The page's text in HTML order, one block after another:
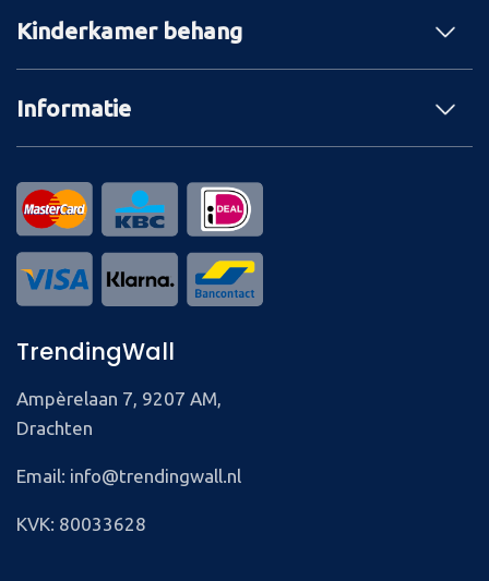
Kinderkamer behang
Informatie
TrendingWall
Ampèrelaan 7, 9207 AM,
Drachten
Email: info@trendingwall.nl
KVK: 80033628